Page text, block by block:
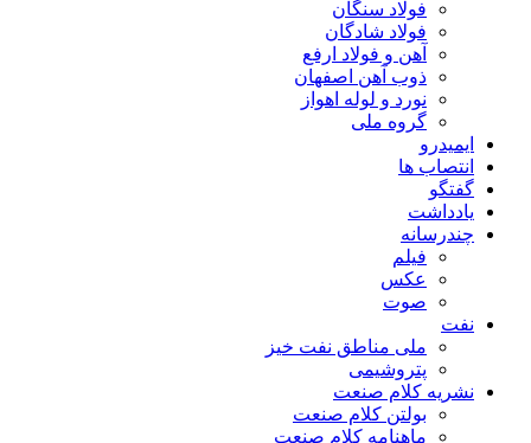
فولاد سنگان
فولاد شادگان
آهن و فولاد ارفع
ذوب آهن اصفهان
نورد و لوله اهواز
گروه ملی
ایمیدرو
انتصاب ها
گفتگو
یادداشت
چندرسانه
فیلم
عکس
صوت
نفت
ملی مناطق نفت خیز
پتروشیمی
نشریه کلام صنعت
بولتن کلام صنعت
ماهنامه کلام صنعت